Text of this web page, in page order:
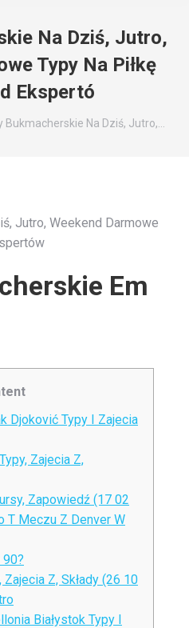
Na Dziś, Jutro,
Typy Na Piłkę
Ekspertó
Bukmacherskie Na Dziś, Jutro,…
Jutro, Weekend Darmowe
Em
Djoković Typy I Zajecia
Zajecia Z,
Zapowiedź (17 02
T Meczu Z Denver W
Z, Składy (26 10
Białystok Typy I